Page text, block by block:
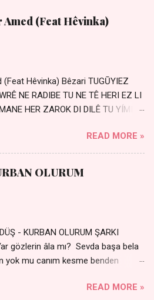
Amed (Feat Hêvinka)
(Feat Hêvinka) Bêzari TUGŪYIEZ
NE RADIBE TU NE TÊ HERI EZ LI
HER ZAROK DI DILÊ TU YÍMIN
gibi Eser yar içimden Bir kıza sevdalı
hançer Geceler susmuyor Yaralı
Tu yi bihare min Ez ji payizim Li
im Adını sayıklar Uykusuz
Sessiz ve kederli
READ MORE »
OLURUM
- KURBAN OLURUM ŞARKI
gözlerin âla mı? Sevda başa bela
yok mu canım kesme benden
Ben sana yoldaş olurum
READ MORE »